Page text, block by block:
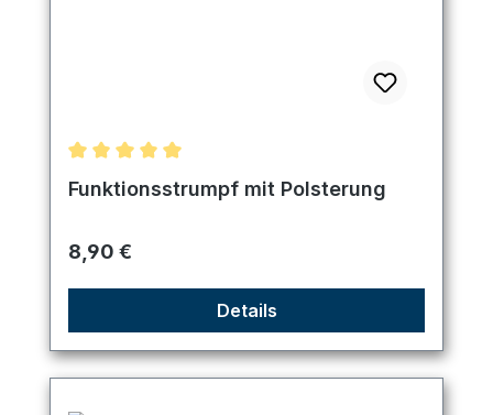
Durchschnittliche Bewertung von 5 von 5 Sternen
Funktionsstrumpf mit Polsterung
Regulärer Preis:
8,90 €
Details